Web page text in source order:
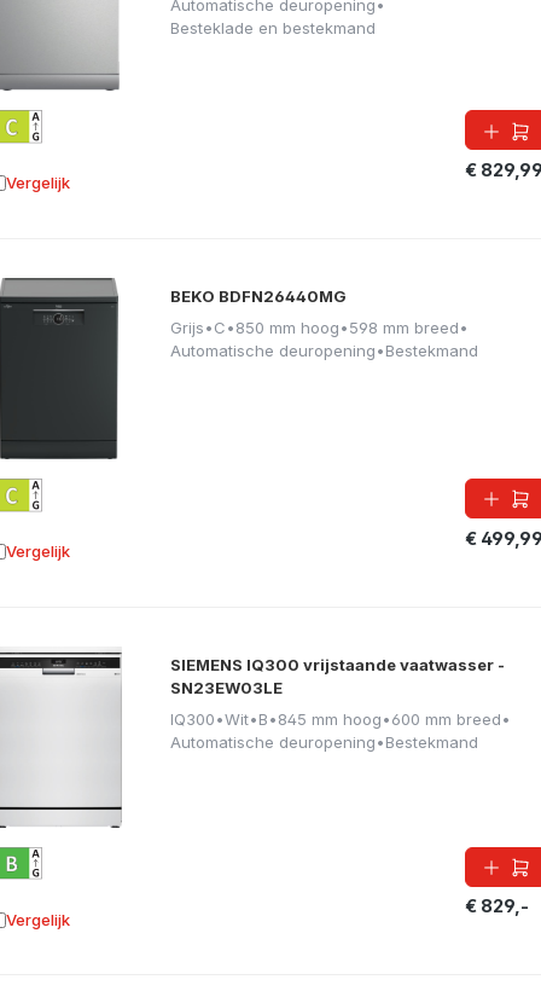
Automatische deuropening•
Besteklade en bestekmand
€
Vergelijk aan vergelijking
BEKO BDFN26440MG
Grijs•C•850 mm hoog•598 mm breed•
Automatische deuropening•Bestekmand
€
Vergelijk aan vergelijking
SIEMENS IQ300 vrijstaande vaatwasser -
SN23EW03LE
IQ300•Wit•B•845 mm hoog•600 mm breed•
Automatische deuropening•Bestekmand
€ 829,-
Vergelijk aan vergelijking